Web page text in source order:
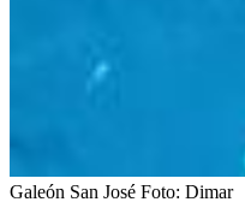
Galeón San José Foto: Dimar